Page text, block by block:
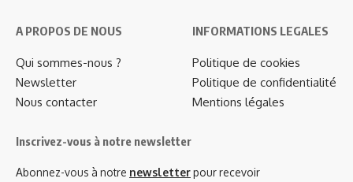
A PROPOS DE NOUS
Qui sommes-nous ?
Newsletter
Nous contacter
INFORMATIONS LEGALES
Politique de cookies
Politique de confidentialité
Mentions légales
Inscrivez-vous à notre newsletter
Abonnez-vous à notre newsletterpour recevoir